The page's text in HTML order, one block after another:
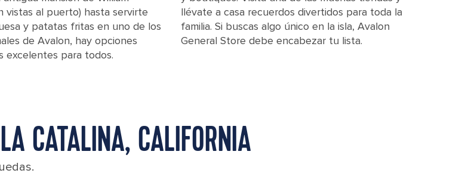
vistas al puerto) hasta servirte
y patatas fritas en uno de los
de Avalon, hay opciones
excelentes para todos.
llévate a casa recuerdos divertidos para toda la
familia. Si buscas algo único en la isla, Avalon
General Store debe encabezar tu lista.
CATALINA, CALIFORNIA